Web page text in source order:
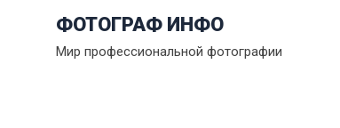
ФОТОГРАФ ИНФО
Мир профессиональной фотографии